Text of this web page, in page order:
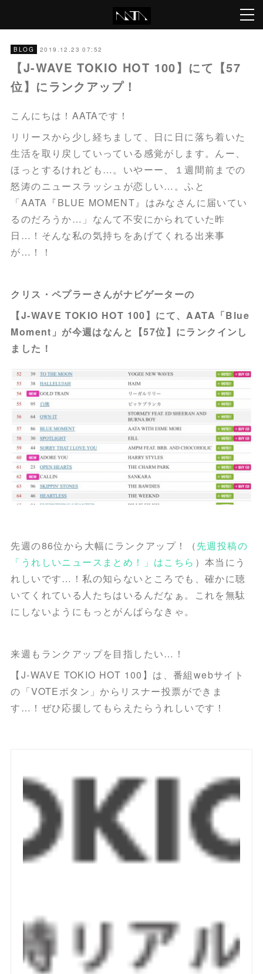
BLOG 2019.12.23 07:52
【J-WAVE TOKIO HOT 100】にて【57
位】にランクアップ！
こんにちは！AATAです！
リリースから少し経ちまして、日に日に落ち着いた
生活を取り戻していっている感覚がします。んー、
ほっとするけれども…。いやーー、１週間前までの
怒涛のニュースラッシュが恋しい…。ふと
「AATA『BLUE MOMENT』はみなさんに届いてい
るのだろうか…」なんて不安にかられていた昨
日…！そんな私の気持ちをあげてくれる出来事
が…！！
クリス・ペプラーさんがナビゲーターの
【J-WAVE TOKIO HOT 100】にて、AATA「Blue
Moment」が今週はなんと【57位】にランクインし
ました！
先週の86位から大幅にランクアップ！（先週投稿の
「うれしいニュースまとめ！」はこちら ）本当にう
れしいです…！私の知らないところでも、確かに聴
いてくれている人たちはいるんだなぁ。これを無駄
にしないようにもっとがんばらなきゃ。
来週もランクアップを目指したい…！
【J-WAVE TOKIO HOT 100】は、番組webサイト
の「VOTEボタン」からリスナー投票ができま
す…！ぜひ応援してもらえたらうれしいです！